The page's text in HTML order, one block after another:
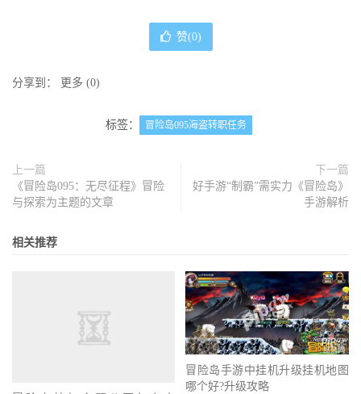
赞(0)
分享到： 更多 (0)
标签： 冒险岛095海盗转职任务
上一篇
《冒险岛095：无尽征程》冒险
与探索为主题的文章
下一篇
好手游“制霸”需实力《冒险岛》
手游解析
相关推荐
冒险岛手游中挂机升级挂机地图
哪个好?升级攻略